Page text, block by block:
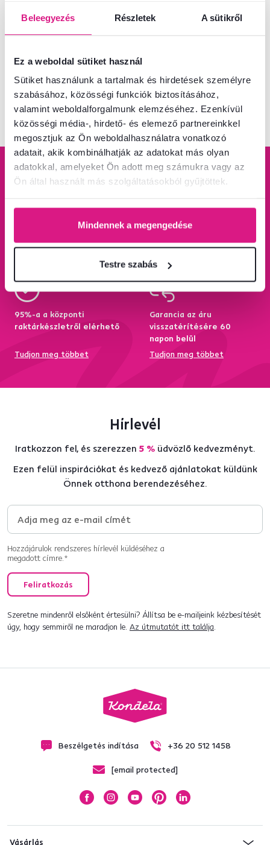
Beleegyezés Részletek A sütikről
Ez a weboldal sütiket használ
Sütiket használunk a tartalmak és hirdetések személyre
szabásához, közösségi funkciók biztosításához,
valamint weboldalforgalmunk elemzéséhez. Ezenkívül
közösségi média-, hirdető- és elemező partnereinkkel
megosztjuk az Ön weboldalhasználatra vonatkozó
adatait, akik kombinálhatják az adatokat más olyan
adatokkal, amelyeket Ön adott meg számukra vagy az
Ön által használt más szolgáltatásokból gyűjtöttek.
Mindennek a megengedése
Testre szabás
Megnézte már a4terméket4-ból
Tudjon meg többet
000 Ft feletti vásárlás
95%-a a központi
raktárkészletről elérhető
Tudjon meg többet
Garancia az áru
visszatérítésére 60
napon belül
Tudjon meg többet
Hírlevél
Iratkozzon fel, és szerezzen 5 %üdvözlő kedvezményt.
Ezen felül inspirációkat és kedvező ajánlatokat küldünk
Önnek otthona berendezéséhez.
Hozzájárulok rendszeres hírlevél küldéséhez a
megadott címre.*
Feliratkozás
Szeretne mindenről elsőként értesülni? Állítsa be e-mailjeink kézbesítését
úgy, hogy semmiről ne maradjon le. Az útmutatót itt találja.
Beszélgetés indítása +36 20 512 1458
[email protected]
Vásárlás